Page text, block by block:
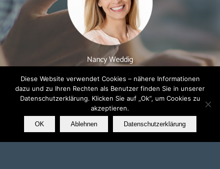
Nancy Weddig
– Public Relations –
Jetzt Kontakt aufnehmen
Diese Website verwendet Cookies – nähere Informationen
dazu und zu Ihren Rechten als Benutzer finden Sie in unserer
Datenschutzerklärung. Klicken Sie auf „Ok“, um Cookies zu
akzeptieren.
OK Ablehnen Datenschutzerklärung